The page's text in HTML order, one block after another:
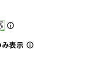
表示